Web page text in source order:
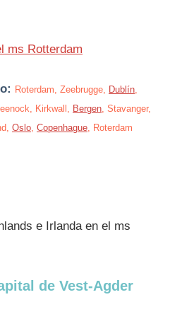
ms Rotterdam
Roterdam, Zeebrugge, Dublín
Kirkwall, Bergen , Stavanger,
Oslo Copenhague , Roterdam
de Vest-Agder